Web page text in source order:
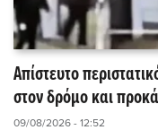
Απίστευτο
στον δρόμο και
09/08/2026 - 12:52